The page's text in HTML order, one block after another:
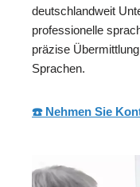
deutschlandweit
professionelle
präzise
Sprachen.
☎️ Nehmen Sie